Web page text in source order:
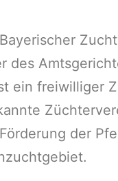
des
ein freiwilliger
der